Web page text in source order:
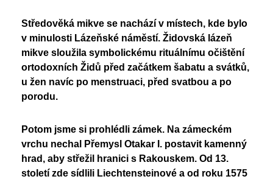
Středověká mikve se nachází v místech, kde bylo
v minulosti Lázeňské náměstí. Židovská lázeň
mikve sloužila symbolickému rituálnímu očištění
ortodoxních Židů před začátkem šabatu a svátků,
u žen navíc po menstruaci, před svatbou a po
porodu.
Potom jsme si prohlédli zámek. Na zámeckém
vrchu nechal Přemysl Otakar I. postavit kamenný
hrad, aby střežil hranici s Rakouskem. Od 13.
století zde sídlili Liechtensteinové a od roku 1575